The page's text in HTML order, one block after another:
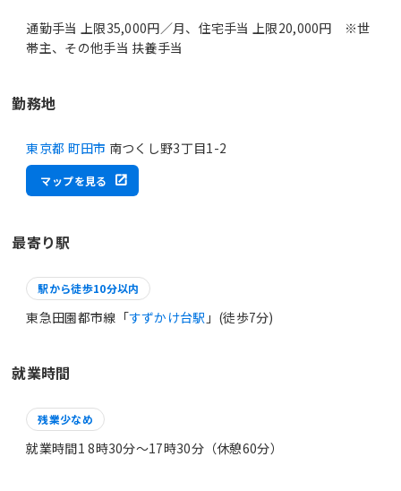
通勤手当 上限35,000円／月、住宅手当 上限20,000円 ※世
帯主、その他手当 扶養手当
勤務地
東京都 町田市 南つくし野3丁目1-2
マップを見る
最寄り駅
駅から徒歩10分以内
東急田園都市線「すずかけ台駅 」(徒歩7分)
就業時間
残業少なめ
就業時間1 8時30分〜17時30分（休憩60分）